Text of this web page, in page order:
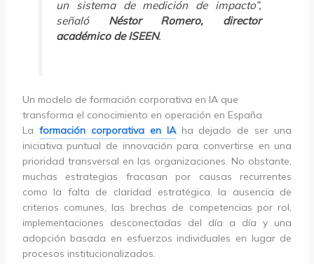
un sistema de medición de impacto”,
señaló Néstor Romero, director
académico de ISEEN.
Un modelo de formación corporativa en IA que
transforma el conocimiento en operación en España
La formación corporativa en IAha dejado de ser una
iniciativa puntual de innovación para convertirse en una
prioridad transversal en las organizaciones. No obstante,
muchas estrategias fracasan por causas recurrentes
como la falta de claridad estratégica, la ausencia de
criterios comunes, las brechas de competencias por rol,
implementaciones desconectadas del día a día y una
adopción basada en esfuerzos individuales en lugar de
procesos institucionalizados.